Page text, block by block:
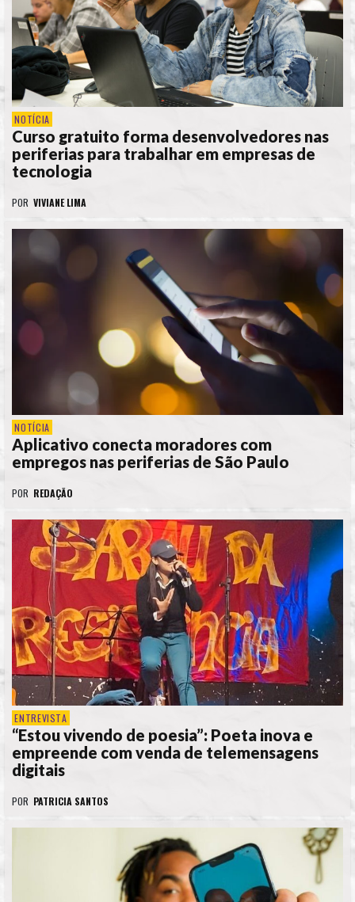
NOTÍCIA
Curso gratuito forma desenvolvedores nas
periferias para trabalhar em empresas de
tecnologia
POR VIVIANE LIMA
NOTÍCIA
Aplicativo conecta moradores com
empregos nas periferias de São Paulo
POR REDAÇÃO
ENTREVISTA
“Estou vivendo de poesia”: Poeta inova e
empreende com venda de telemensagens
digitais
POR PATRICIA SANTOS